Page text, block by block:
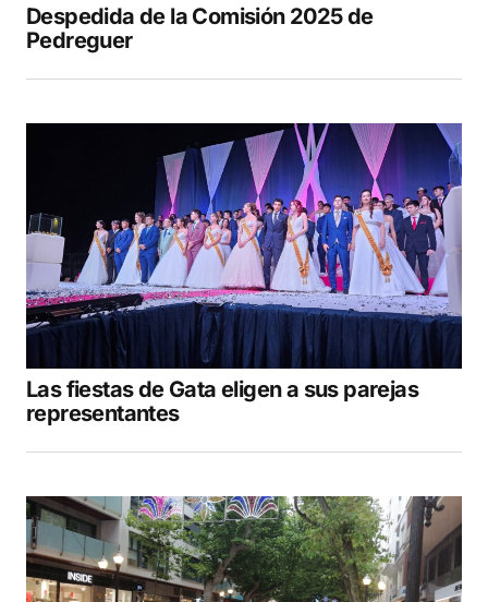
Despedida de la Comisión 2025 de
Pedreguer
Las fiestas de Gata eligen a sus parejas
representantes